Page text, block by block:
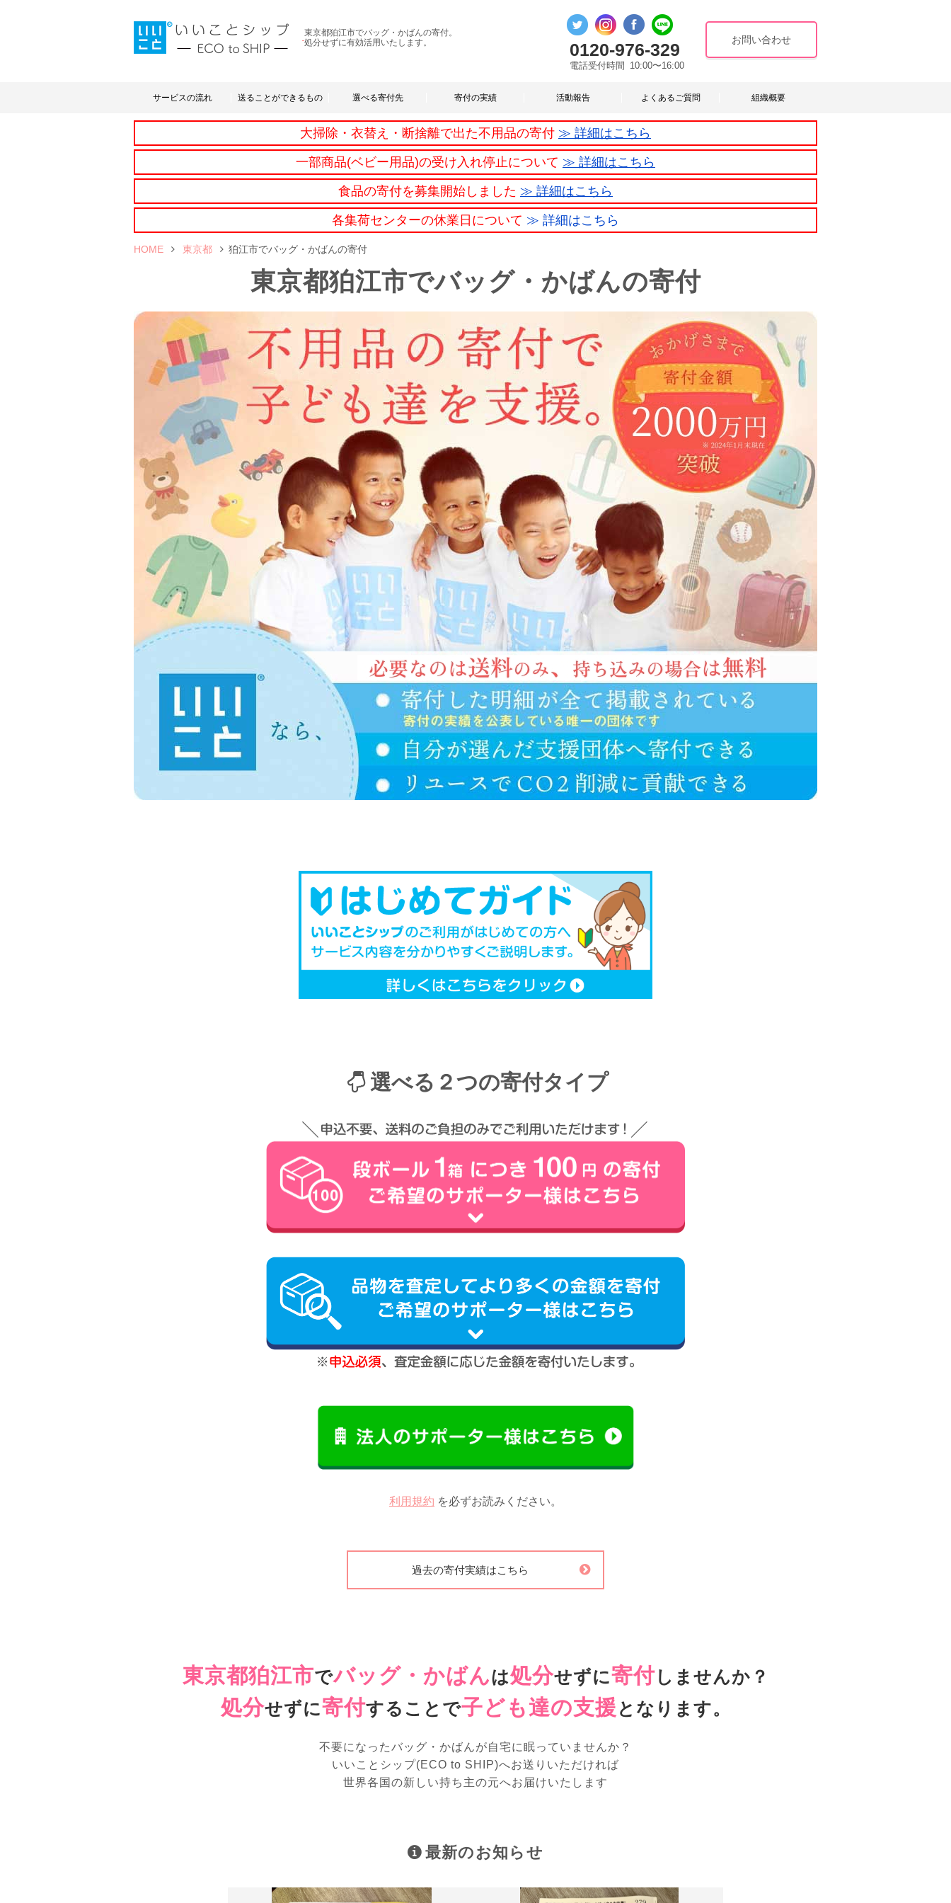
東京都狛江市でバッグ・かばんの寄付。
処分せずに有効活用いたします。
0120-976-329
電話受付時間 10:00〜16:00
お問い合わせ
サービスの流れ 送ることができるもの 選べる寄付先 寄付の実績 活動報告 よくあるご質問 組織概要
大掃除・衣替え・断捨離で出た不用品の寄付 ≫ 詳細はこちら
一部商品(ベビー用品)の受け入れ停止について ≫ 詳細はこちら
食品の寄付を募集開始しました ≫ 詳細はこちら
各集荷センターの休業日について ≫ 詳細はこちら
HOME 東京都 狛江市でバッグ・かばんの寄付
東京都狛江市でバッグ・かばんの寄付
選べる２つの寄付タイプ
利用規約 を必ずお読みください。
過去の寄付実績はこちら
東京都狛江市でバッグ・かばんは処分せずに寄付しませんか？
処分せずに寄付することで子ども達の支援 となります。
不要になったバッグ・かばんが自宅に眠っていませんか？
いいことシップ(ECO to SHIP)へお送りいただければ
世界各国の新しい持ち主の元へお届けいたします
最新のお知らせ